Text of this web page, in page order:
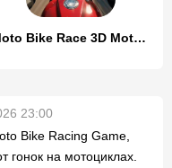
Moto Bike Race 3D Motorcycles
23:00
Bike Racing Game,
гонок на мотоциклах.